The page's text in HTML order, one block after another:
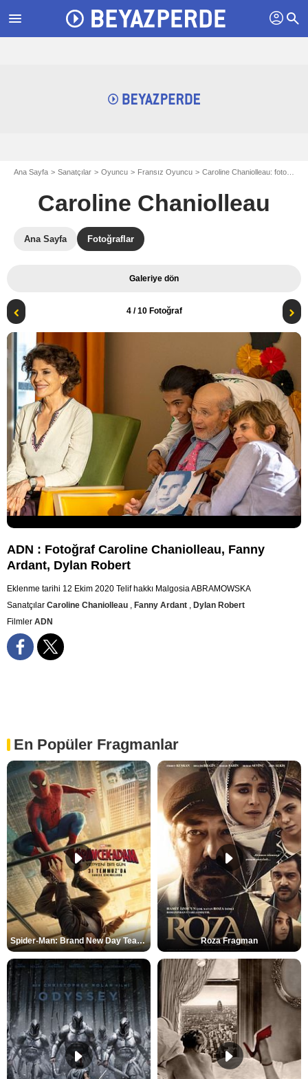
menu profil search
Ana Sayfa Sanatçılar Oyuncu Fransız Oyuncu Caroline Chaniolleau: fotograflar
Caroline Chaniolleau
Ana Sayfa Fotoğraflar
Galeriye dön
4/ 10 Fotoğraf
ADN : Fotoğraf Caroline Chaniolleau, Fanny
Ardant, Dylan Robert
Eklenme tarihi 12 Ekim 2020 Telif hakkı Malgosia ABRAMOWSKA
Sanatçılar Caroline Chaniolleau , Fanny Ardant , Dylan Robert
Filmler ADN
En Popüler Fragmanlar
Spider-Man: Brand New Day Teaser Roza Fragman